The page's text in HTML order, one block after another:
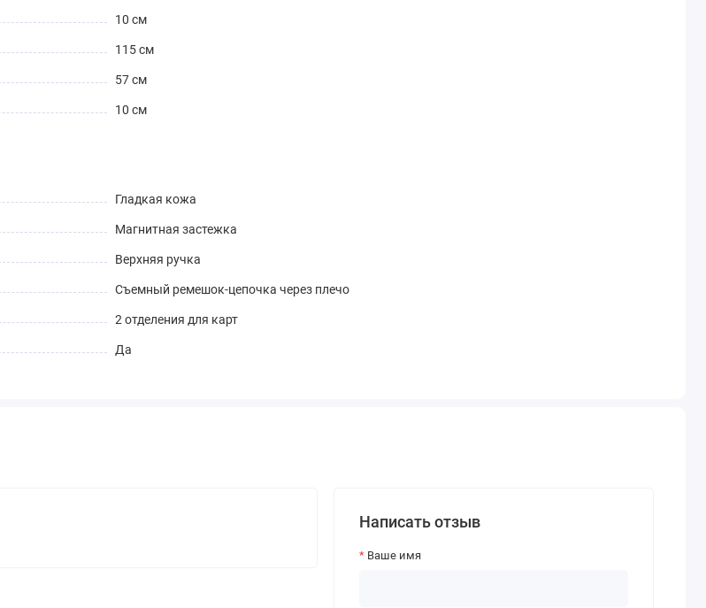
10 см
115 см
57 см
10 см
Гладкая кожа
Магнитная застежка
Верхняя ручка
Съемный ремешок-цепочка через плечо
2 отделения для карт
Да
Написать отзыв
Ваше имя